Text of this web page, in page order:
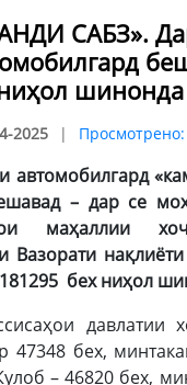
САБЗ».
2025 Просмотрено:
автомобилгард
– дар се
маҳаллии
Вазорати
181295 бех ниҳол
давлатии
47348 бех,
– 46820 бех,